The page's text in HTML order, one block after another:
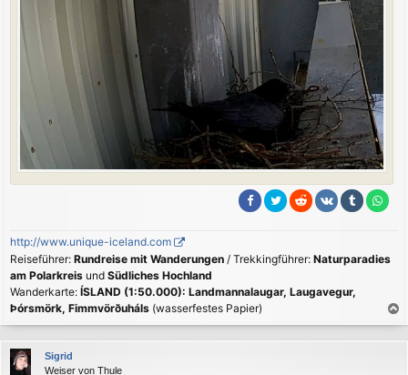
http://www.unique-iceland.com
Reiseführer: Rundreise mit Wanderungen / Trekkingführer: Naturparadies
am Polarkreis und Südliches Hochland
Wanderkarte: ÍSLAND (1:50.000): Landmannalaugar, Laugavegur,
Þórsmörk, Fimmvörðuháls (wasserfestes Papier)
a
c
Sigrid
Weiser von Thule